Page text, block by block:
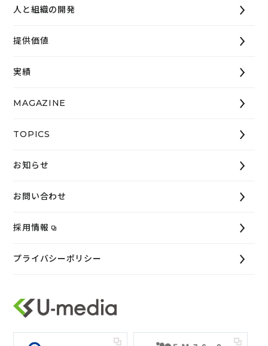
人と組織の開発
提供価値
実績
MAGAZINE
TOPICS
お知らせ
お問い合わせ
採用情報
プライバシーポリシー